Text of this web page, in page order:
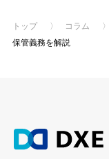
トップ 〉 コラム 〉
保管義務を解説